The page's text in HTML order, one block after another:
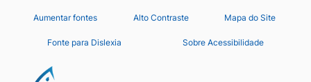
Seção
conteúdo
Aumentar fontes Alto Contraste Mapa do Site
Fonte para Dislexia Sobre Acessibilidade